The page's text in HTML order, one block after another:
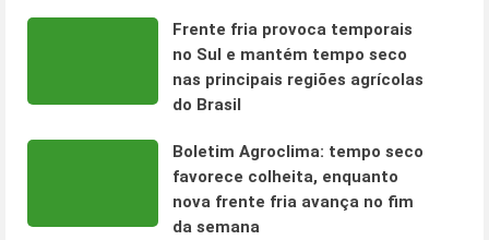
Frente fria provoca temporais
no Sul e mantém tempo seco
nas principais regiões agrícolas
do Brasil
Boletim Agroclima: tempo seco
favorece colheita, enquanto
nova frente fria avança no fim
da semana